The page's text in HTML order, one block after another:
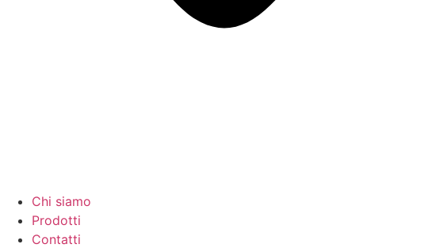
Chi siamo
Prodotti
Contatti